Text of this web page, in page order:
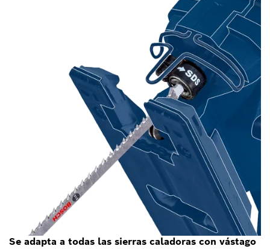
Se adapta a todas las sierras caladoras con vástago